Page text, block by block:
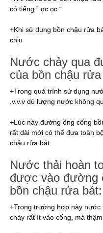
có tiếng ” ọc ọc “
+Khi sử dụng bồn chậu rửa
chịu
Nước chảy qua
của bồn chậu
+Trong quá trình sử dụng
.v.v.v dù lượng nước không
+Lúc này đường ống cống
rất dài mới có thể đưa toàn
chậu rửa bát.
Nước thải hoàn
được vào đường
bồn chậu rửa bát:
+Trong trường hợp này nước
chảy rất ít vào cống, mà